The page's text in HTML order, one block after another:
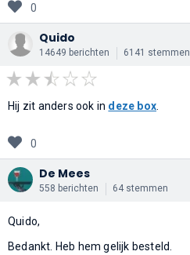
0
Quido
14649 berichten 6141 stemmen
Hij zit anders ook in deze box
0
De Mees
558 berichten 64 stemmen
Quido,
Bedankt. Heb hem gelijk besteld.